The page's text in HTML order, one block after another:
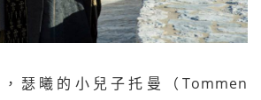
瑟曦的小兒子托曼（Tommen